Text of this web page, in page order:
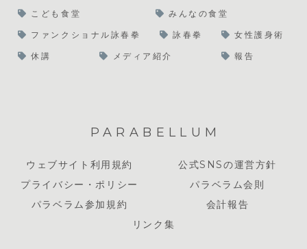
こども食堂 みんなの食堂
ファンクショナル詠春拳 詠春拳 女性護身術
休講 メディア紹介 報告
PARABELLUM
ウェブサイト利用規約
公式SNSの運営方針
プライバシー・ポリシー
パラベラム会則
パラベラム参加規約
会計報告
リンク集